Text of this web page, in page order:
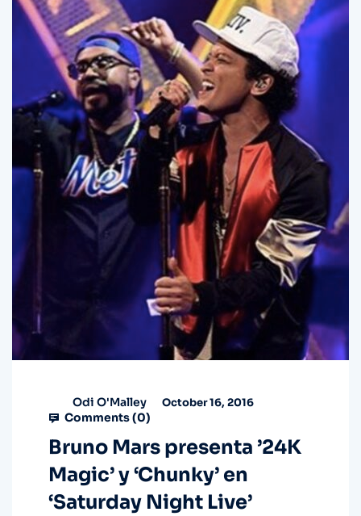
Odi O'Malley October 16, 2016
Comments (0)
Bruno Mars presenta ’24K
Magic’ y ‘Chunky’ en
‘Saturday Night Live’